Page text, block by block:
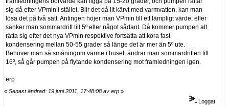
sig då efter VPmin i stället. Blir det då lit kärvt med varmvatten, kan man
lösa det på två sätt. Antingen höjer man VPmin till ett lämpligt värde, eller
sänker man sommardrift till 5º eller något sådant. Då kommer pumpen att
rätta sig efter det nya VPmin respektive fortsätta att köra fast
kondensering mellan 50-55 grader så länge det är mer än 5º ute.
Behöver man så småningom värme i huset, ändrar man sommardriften till
16º, så går pumpen på flytande kondensering mot framledningen igen.
erp
« Senast ändrad: 19 juni 2011, 17:48:08 av erp »
Loggat